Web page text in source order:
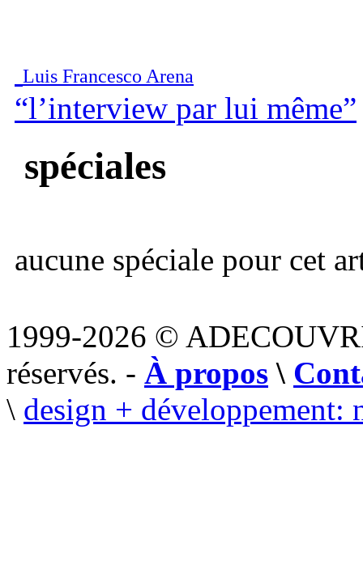
Luis Francesco Arena
“l’interview par lui même”
spéciales
aucune spéciale pour cet
1999-2026 ©
réservés. - À propos \
\ design + développement: